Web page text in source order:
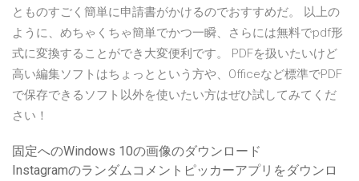
とものすごく簡単に申請書がかけるのでおすすめだ。 以上の
ように、めちゃくちゃ簡単でかつ一瞬、さらには無料でpdf形
式に変換することができ大変便利です。 PDFを扱いたいけど
高い編集ソフトはちょっとという方や、Officeなど標準でPDF
で保存できるソフト以外を使いたい方はぜひ試してみてくだ
さい！
固定へのWindows 10の画像のダウンロード
Instagramのランダムコメントピッカーアプリをダウンロ